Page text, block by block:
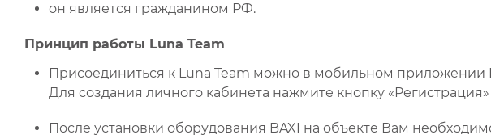
он является гражданином РФ.
Принцип работы Luna Team
Присоединиться к Luna Team можно в мобильном приложении
Для создания личного кабинета нажмите кнопку
После установки оборудования BAXI на объекте Вам